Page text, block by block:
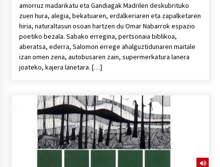
amorruz madarikatu eta Gandiagak Madrilen deskubrituko
zuen hura, alegia, bekatuaren, erdalkeriaren eta zapalketaren
hiria, naturaltasun osoan hartzen du Omar Nabarrok espazio
poetiko bezala. Sabako erregina, pertsonaia biblikoa,
aberatsa, ederra, Salomon errege ahalguztidunaren maitale
izan omen zena, autobusaren zain, supermerkatura lanera
joateko, kajera lanetara. […]